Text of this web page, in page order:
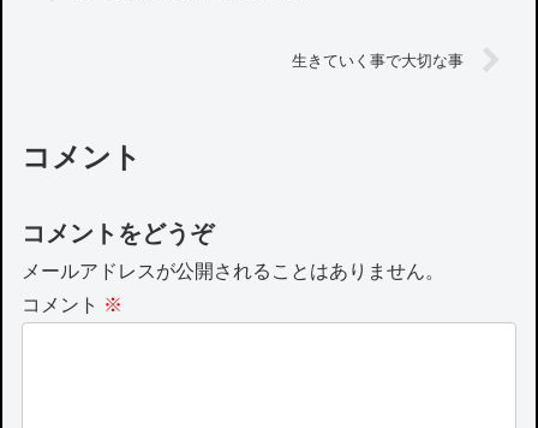
生きていく事で大切な事
コメント
コメントをどうぞ
メールアドレスが公開されることはありません。
コメント ※